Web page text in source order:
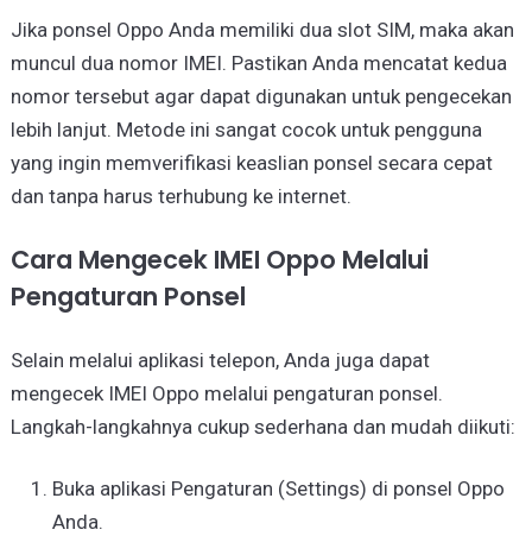
Jika ponsel Oppo Anda memiliki dua slot SIM, maka akan
muncul dua nomor IMEI. Pastikan Anda mencatat kedua
nomor tersebut agar dapat digunakan untuk pengecekan
lebih lanjut. Metode ini sangat cocok untuk pengguna
yang ingin memverifikasi keaslian ponsel secara cepat
dan tanpa harus terhubung ke internet.
Cara Mengecek IMEI Oppo Melalui
Pengaturan Ponsel
Selain melalui aplikasi telepon, Anda juga dapat
mengecek IMEI Oppo melalui pengaturan ponsel.
Langkah-langkahnya cukup sederhana dan mudah diikuti:
Buka aplikasi Pengaturan (Settings) di ponsel Oppo
Anda.